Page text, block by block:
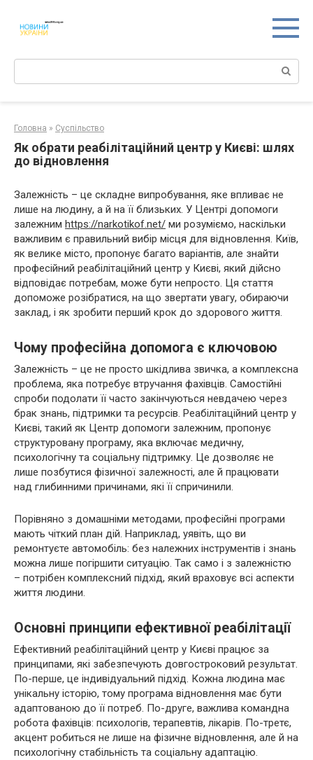
контенту
Поиск:
Головна » Суспільство
Як обрати реабілітаційний центр у Києві: шлях
до відновлення
Залежність – це складне випробування, яке впливає не
лише на людину, а й на її близьких. У Центрі допомоги
залежним https://narkotikof.net/ ми розуміємо, наскільки
важливим є правильний вибір місця для відновлення. Київ,
як велике місто, пропонує багато варіантів, але знайти
професійний реабілітаційний центр у Києві, який дійсно
відповідає потребам, може бути непросто. Ця стаття
допоможе розібратися, на що звертати увагу, обираючи
заклад, і як зробити перший крок до здорового життя.
Чому професійна допомога є ключовою
Залежність – це не просто шкідлива звичка, а комплексна
проблема, яка потребує втручання фахівців. Самостійні
спроби подолати її часто закінчуються невдачею через
брак знань, підтримки та ресурсів. Реабілітаційний центр у
Києві, такий як Центр допомоги залежним, пропонує
структуровану програму, яка включає медичну,
психологічну та соціальну підтримку. Це дозволяє не
лише позбутися фізичної залежності, але й працювати
над глибинними причинами, які її спричинили.
Порівняно з домашніми методами, професійні програми
мають чіткий план дій. Наприклад, уявіть, що ви
ремонтуєте автомобіль: без належних інструментів і знань
можна лише погіршити ситуацію. Так само і з залежністю
– потрібен комплексний підхід, який враховує всі аспекти
життя людини.
Основні принципи ефективної реабілітації
Ефективний реабілітаційний центр у Києві працює за
принципами, які забезпечують довгостроковий результат.
По-перше, це індивідуальний підхід. Кожна людина має
унікальну історію, тому програма відновлення має бути
адаптованою до її потреб. По-друге, важлива командна
робота фахівців: психологів, терапевтів, лікарів. По-третє,
акцент робиться не лише на фізичне відновлення, але й на
психологічну стабільність та соціальну адаптацію.